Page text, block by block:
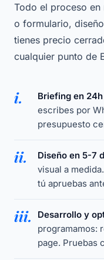
Todo el proceso
o formulario,
tienes precio
cualquier punto de
i. Briefing en 24h
escribes por
presupuesto
ii. Diseño en 5-7
visual a
tú apruebas
iii. Desarrollo y
programamos:
page. Pruebas